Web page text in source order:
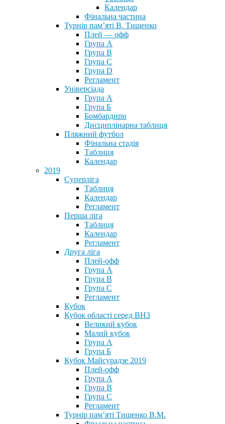
Календар
Фінальна частина
Турнір пам’яті В. Тищенко
Плей — офф
Група А
Група B
Група С
Група D
Регламент
Універсіада
Група А
Група Б
Бомбардири
Дисциплінарна таблиця
Пляжний футбол
Фінальна стадія
Таблиця
Календар
2019
Суперліга
Таблиця
Календар
Регламент
Перша ліга
Таблиця
Календар
Регламент
Друга ліга
Плей-офф
Група А
Група В
Група С
Регламент
Кубок
Кубок області серед ВНЗ
Великий кубок
Малий кубок
Група А
Група Б
Кубок Майсурадзе 2019
Плей-офф
Група А
Група В
Група С
Регламент
Турнір пам’яті Тищенко В.М.